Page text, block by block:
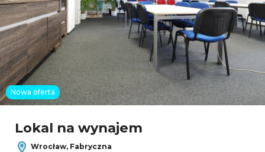
Nowa oferta
Lokal na wynajem
Wrocław, Fabryczna